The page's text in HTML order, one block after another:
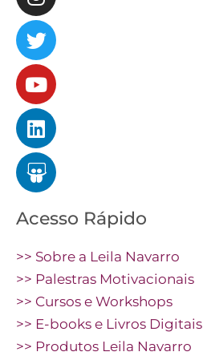
Acesso Rápido
>> Sobre a Leila Navarro
>> Palestras Motivacionais
>> Cursos e Workshops
>> E-books e Livros Digitais
>> Produtos Leila Navarro